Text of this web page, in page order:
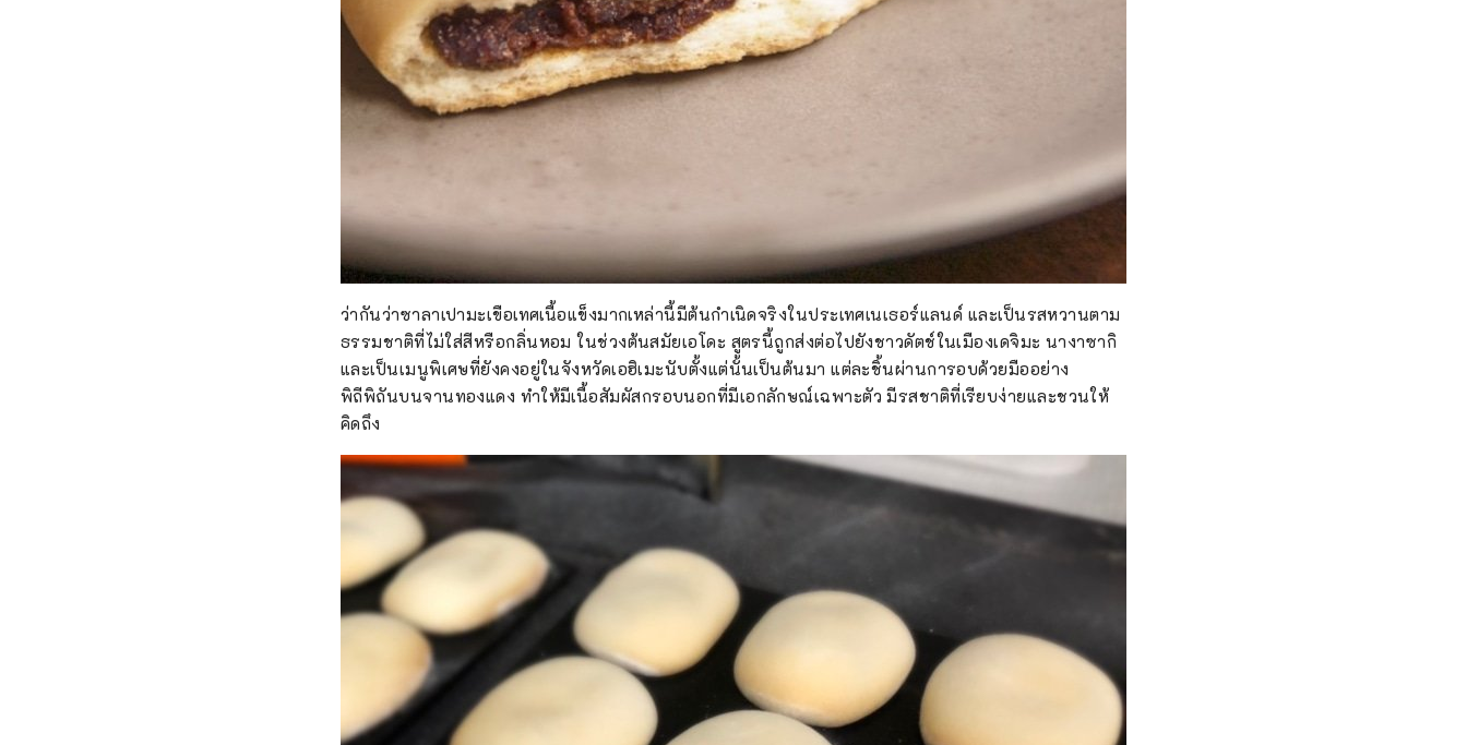
ว่ากันว่าซาลาเปามะเขือเทศเนื้อแข็งมากเหล่านี้มีต้นกำเนิดจริงในประเทศเนเธอร์แลนด์ และเป็นรสหวานตาม
ธรรมชาติที่ไม่ใส่สีหรือกลิ่นหอม ในช่วงต้นสมัยเอโดะ สูตรนี้ถูกส่งต่อไปยังชาวดัตช์ในเมืองเดจิมะ นางาซากิ
และเป็นเมนูพิเศษที่ยังคงอยู่ในจังหวัดเอฮิเมะนับตั้งแต่นั้นเป็นต้นมา แต่ละชิ้นผ่านการอบด้วยมืออย่าง
พิถีพิถันบนจานทองแดง ทำให้มีเนื้อสัมผัสกรอบนอกที่มีเอกลักษณ์เฉพาะตัว มีรสชาติที่เรียบง่ายและชวนให้
คิดถึง